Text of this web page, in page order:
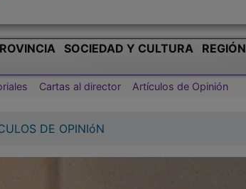
SOCIEDAD Y CULTURA REGIÓN
Cartas al director Artículos de Opinión
DE OPINIóN